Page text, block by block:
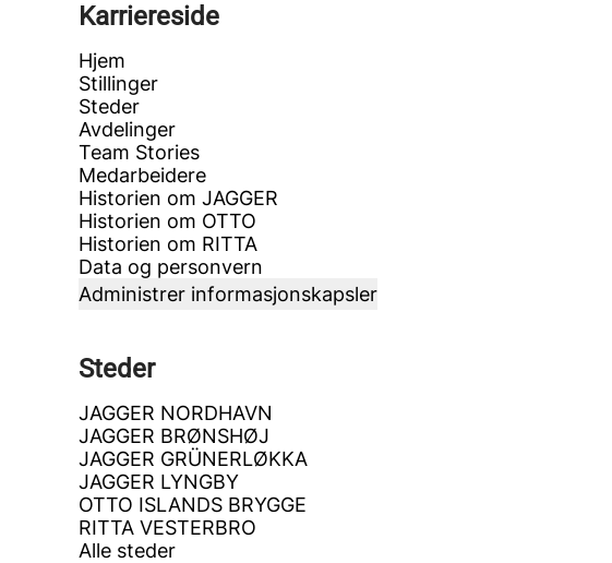
Karriereside
Hjem
Stillinger
Steder
Avdelinger
Team Stories
Medarbeidere
Historien om JAGGER
Historien om OTTO
Historien om RITTA
Data og personvern
Administrer informasjonskapsler
Steder
JAGGER NORDHAVN
JAGGER BRØNSHØJ
JAGGER GRÜNERLØKKA
JAGGER LYNGBY
OTTO ISLANDS BRYGGE
RITTA VESTERBRO
Alle steder